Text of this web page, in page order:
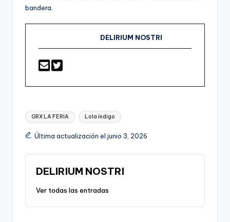
bandera.
DELIRIUM NOSTRI
Etiquetas:
GRX LA FERIA Lola índigo
Última actualización el junio 3, 2026
DELIRIUM NOSTRI
Ver todas las entradas